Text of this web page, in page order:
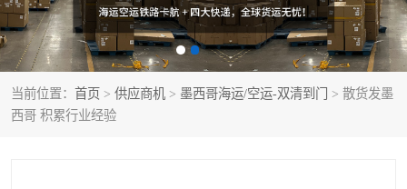
当前位置： 首页 > 供应商机 > 墨西哥海运/空运-双清到门
> 散货发墨
西哥 积累行业经验
加拿大海运/空运-双清到
门
澳大利亚海运/空运-双清
到门
墨西哥海运/空运-双清到
门